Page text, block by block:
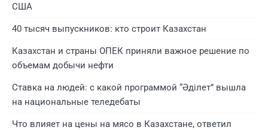
США
40 тысяч выпускников: кто строит Казахстан
Казахстан и страны ОПЕК приняли важное решение по
объемам добычи нефти
Ставка на людей: с какой программой “Әділет” вышла
на национальные теледебаты
Что влияет на цены на мясо в Казахстане, ответил